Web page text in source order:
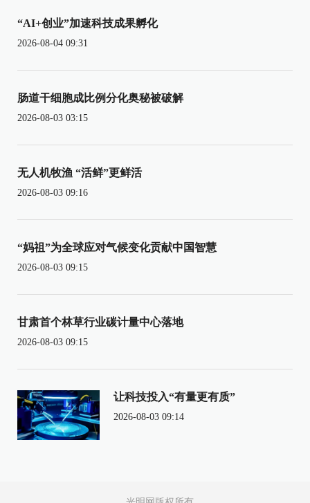
“AI+创业”加速科技成果孵化
2026-08-04 09:31
肠道干细胞成比例分化奥秘被破解
2026-08-03 03:15
无人机牧渔 “活鲜”更鲜活
2026-08-03 09:16
“妈祖”为全球应对气候变化贡献中国智慧
2026-08-03 09:15
甘肃首个林草行业碳计量中心落地
2026-08-03 09:15
让科技投入“有量更有质”
2026-08-03 09:14